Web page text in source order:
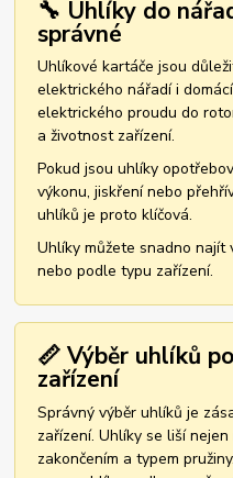
🔧 Uhlíky do
správné
Uhlíkové kartáče jsou
elektrického nářadí i
elektrického proudu do
a životnost zařízení.
Pokud jsou uhlíky
výkonu, jiskření nebo
uhlíků je proto klíčová.
Uhlíky můžete snadno najít
nebo podle typu zařízení.
📏 Výběr uhlíků
zařízení
Správný výběr uhlíků je
zařízení. Uhlíky se liší
zakončením a typem pružiny.